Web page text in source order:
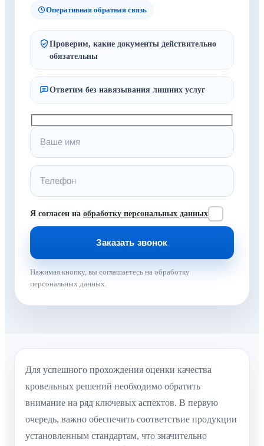
Оперативная обратная связь
Проверим, какие документы действительно
обязательны
Ответим без навязывания лишних услуг
Я согласен на обработку персональных данных
Нажимая кнопку, вы соглашаетесь на обработку
персональных данных.
Для успешного прохождения оценки качества
кровельных решений необходимо обратить
внимание на ряд ключевых аспектов. В первую
очередь, важно обеспечить соответствие продукции
установленным стандартам, что значительно